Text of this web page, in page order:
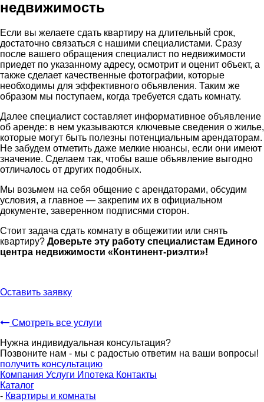
недвижимость
Если вы желаете сдать квартиру на длительный срок,
достаточно связаться с нашими специалистами. Сразу
после вашего обращения специалист по недвижимости
приедет по указанному адресу, осмотрит и оценит объект, а
также сделает качественные фотографии, которые
необходимы для эффективного объявления. Таким же
образом мы поступаем, когда требуется сдать комнату.
Далее специалист составляет информативное объявление
об аренде: в нем указываются ключевые сведения о жилье,
которые могут быть полезны потенциальным арендаторам.
Не забудем отметить даже мелкие нюансы, если они имеют
значение. Сделаем так, чтобы ваше объявление выгодно
отличалось от других подобных.
Мы возьмем на себя общение с арендаторами, обсудим
условия, а главное — закрепим их в официальном
документе, заверенном подписями сторон.
Стоит задача сдать комнату в общежитии или снять
квартиру? Доверьте эту работу специалистам Единого
центра недвижимости «Континент-риэлти»!
Оставить заявку
Смотреть все услуги
Нужна индивидуальная консультация?
Позвоните нам - мы с радостью ответим на ваши вопросы!
получить консультацию
Компания Услуги Ипотека Контакты
Каталог
- Квартиры и комнаты